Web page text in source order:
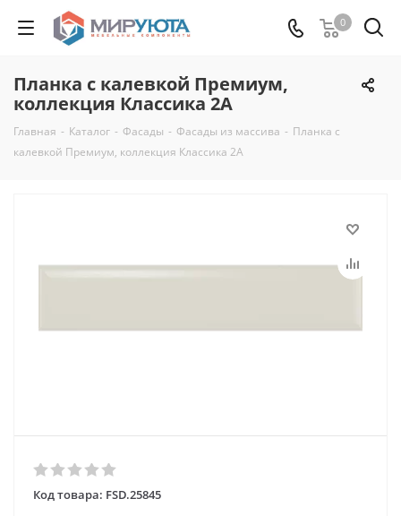
0
Планка с калевкой Премиум,
коллекция Классика 2А
Главная - Каталог - Фасады - Фасады из массива - Планка с
калевкой Премиум, коллекция Классика 2А
Код товара: FSD.25845